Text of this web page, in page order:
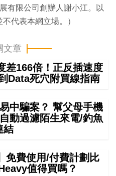
有限公司創辦人謝小江。以
代表本網立場。）
文章
差166倍！正反插速度
Data死穴附買線指南
中騙案？ 幫父母手機
動過濾陌生來電/釣魚
結
免費使用/付費計劃比
值得買嗎？